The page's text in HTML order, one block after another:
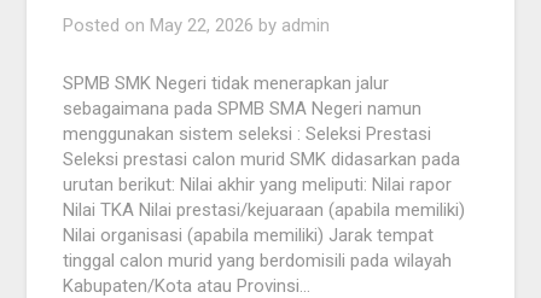
Posted on May 22, 2026 by admin
SPMB SMK Negeri tidak menerapkan jalur
sebagaimana pada SPMB SMA Negeri namun
menggunakan sistem seleksi : Seleksi Prestasi
Seleksi prestasi calon murid SMK didasarkan pada
urutan berikut: Nilai akhir yang meliputi: Nilai rapor
Nilai TKA Nilai prestasi/kejuaraan (apabila memiliki)
Nilai organisasi (apabila memiliki) Jarak tempat
tinggal calon murid yang berdomisili pada wilayah
Kabupaten/Kota atau Provinsi…